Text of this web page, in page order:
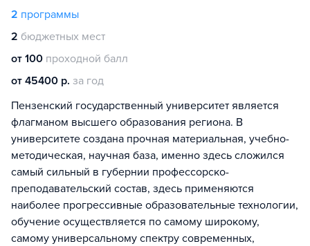
2 программы
2 бюджетных мест
от 100 проходной балл
от 45400 р. за год
Пензенский государственный университет является
флагманом высшего образования региона. В
университете создана прочная материальная, учебно-
методическая, научная база, именно здесь сложился
самый сильный в губернии профессорско-
преподавательский состав, здесь применяются
наиболее прогрессивные образовательные технологии,
обучение осуществляется по самому широкому,
самому универсальному спектру современных,